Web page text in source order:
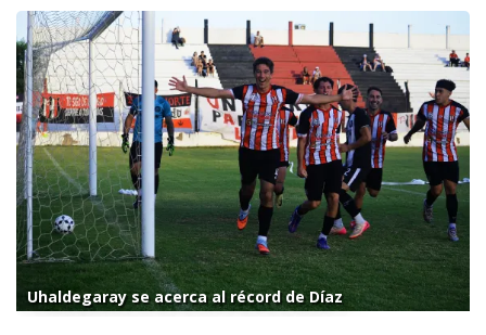
Uhaldegaray se acerca al récord de Díaz